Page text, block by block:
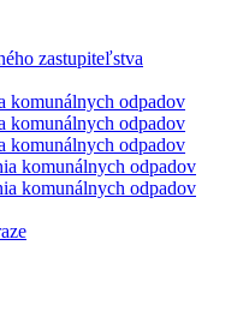
zastupiteľstva
komunálnych odpadov
komunálnych odpadov
komunálnych odpadov
komunálnych odpadov
komunálnych odpadov